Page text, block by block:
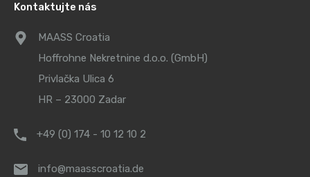
Kontaktujte nás
MAASS Croatia
Hoffrohne Nekretnine d.o.o. (GmbH)
Privlačka Ulica 6
HR – 23000 Zadar
+49 (0) 174 - 10 12 10 2
info@maasscroatia.de